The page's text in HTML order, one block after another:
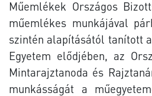
Műemlékek Országos
műemlékes munkájával
szintén alapításától tanított
Egyetem elődjében, az
Mintarajztanoda és
munkásságát a